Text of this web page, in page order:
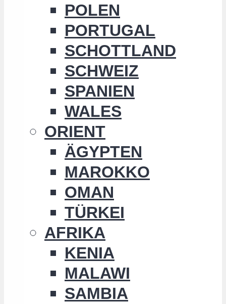
POLEN
PORTUGAL
SCHOTTLAND
SCHWEIZ
SPANIEN
WALES
ORIENT
ÄGYPTEN
MAROKKO
OMAN
TÜRKEI
AFRIKA
KENIA
MALAWI
SAMBIA